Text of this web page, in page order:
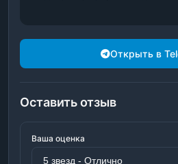
Открыть в
Оставить отзыв
Ваша оценка